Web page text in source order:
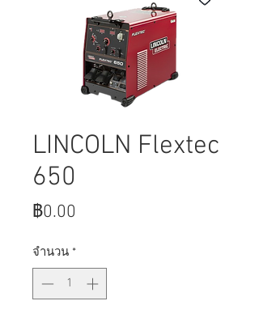
LINCOLN Flextec
650
฿0.00
จำนวน *